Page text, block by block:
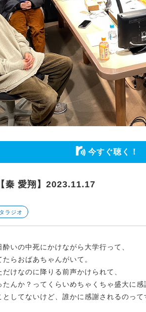
今すぐ聴く！
秦 愛翔】2023.11.17
ラジオ
いの中死にかけながら大学行って、
らおばあちゃんがいて。
けなのに降りる前声かけられて、
んか？ってくらいめちゃくちゃ盛大に感
してないけど、誰かに感謝されるのって